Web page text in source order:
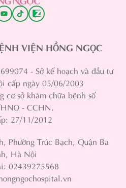
VIỆN HỒNG NGỌC
- Sở kế hoạch và đầu tư
cấp ngày 05/06/2003
cơ sở khám chữa bệnh số
- CCHN.
27/11/2012
Trúc Bạch, Quận Ba
Hà Nội
02439275568